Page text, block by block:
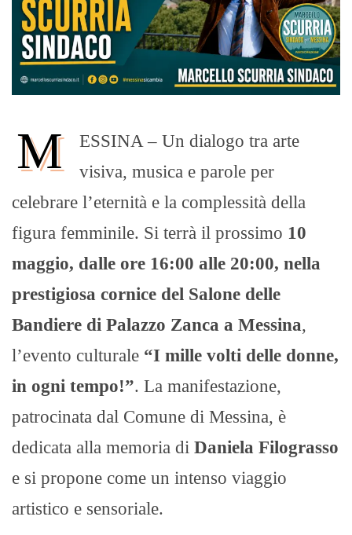
M
ESSINA – Un dialogo tra arte
visiva, musica e parole per
celebrare l’eternità e la complessità della
figura femminile. Si terrà il prossimo 10
maggio, dalle ore 16:00 alle 20:00, nella
prestigiosa cornice del Salone delle
Bandiere di Palazzo Zanca a Messina,
l’evento culturale “I mille volti delle donne,
in ogni tempo!”. La manifestazione,
patrocinata dal Comune di Messina, è
dedicata alla memoria di Daniela Filograsso
e si propone come un intenso viaggio
artistico e sensoriale.